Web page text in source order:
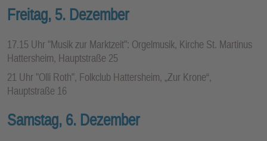
Freitag, 5. Dezember
17.15 Uhr "Musik zur Marktzeit": Orgelmusik, Kirche St. Martinus
Hattersheim, Hauptstraße 25
21 Uhr "Olli Roth", Folkclub Hattersheim, „Zur Krone“,
Hauptstraße 16
Samstag, 6. Dezember